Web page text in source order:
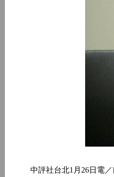
中評社台北1月26日電／